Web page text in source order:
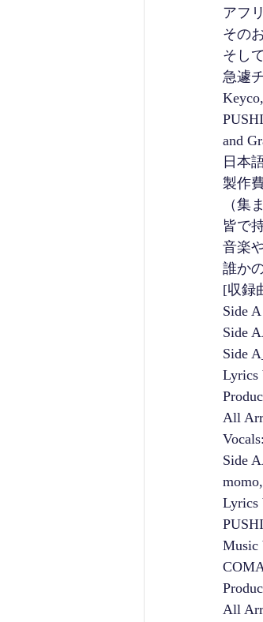
アフ
その
そし
急遽
and
日本
製作
（集
皆で
音楽
誰か
[収録
Side
Side
Side
Lyrics
All
Side
Lyrics
Music
All